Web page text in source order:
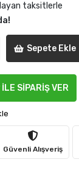
taksitlerle
Sepete Ekle
SİPARİŞ VER
Güvenli Alışveriş